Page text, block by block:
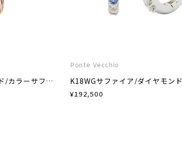
K18PGグリーンダイヤモンド/カラーサファイア/ダイヤモンドピアス
Ponte Vecchio
K18WGサファイア/ダイヤモン
¥192,500